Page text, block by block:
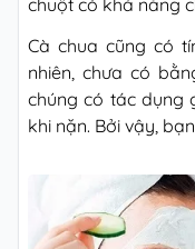
chuột có khả năng
Cà chua cũng có
nhiên, chưa có
chúng có tác dụng
khi nặn. Bởi vậy,